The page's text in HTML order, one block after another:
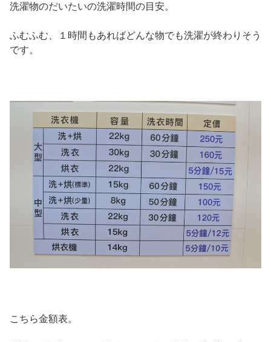
洗濯物のだいたいの洗濯時間の目安。
ふむふむ、１時間もあればどんな物でも洗濯が終わりそう
です。
こちら金額表。